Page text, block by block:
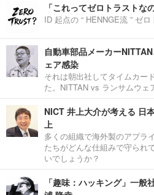
「これってゼロトラストな
ID 起点の “ HENNGE流 ” ゼ
自動車部品メーカー
ェア感染
それは朝出社してタイムカー
た。NITTAN vs ランサムウェ
NICT 井上大介が考える 日
上
多くの組織で海外製のアプラ
たちがどんな仕組みで守られ
いでしょうか？
「趣味：ハッキング」一